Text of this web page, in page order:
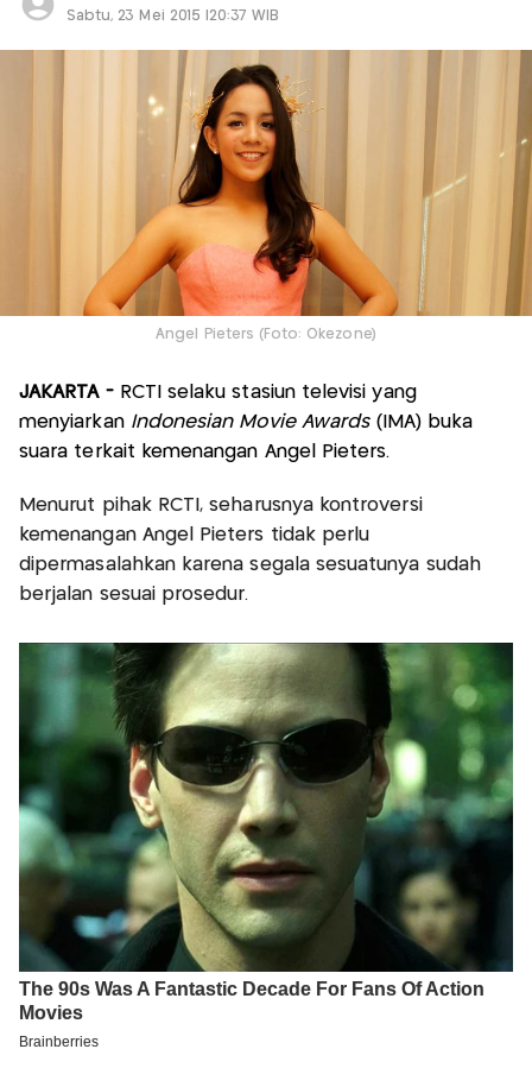
Sabtu, 23 Mei 2015 |20:37 WIB
Angel Pieters (Foto: Okezone)
JAKARTA - RCTI selaku stasiun televisi yang
menyiarkan Indonesian Movie Awards(IMA) buka
suara terkait kemenangan Angel Pieters.
Menurut pihak RCTI, seharusnya kontroversi
kemenangan Angel Pieters tidak perlu
dipermasalahkan karena segala sesuatunya sudah
berjalan sesuai prosedur.